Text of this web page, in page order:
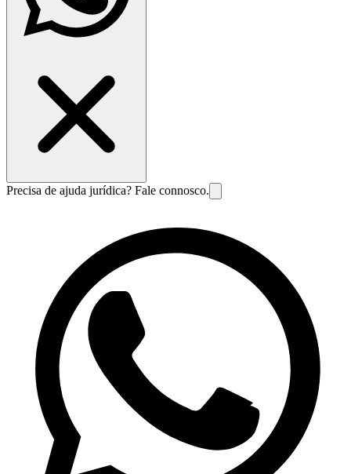
Precisa de ajuda jurídica? Fale connosco.